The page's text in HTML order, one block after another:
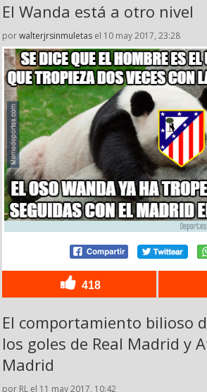
El Wanda está a otro nivel
porwalterjrsinmuletas el 10 may 2017, 23:28
418
El comportamiento bilioso
los goles de Real Madrid y
Madrid
por RL el 11 may 2017, 10:42